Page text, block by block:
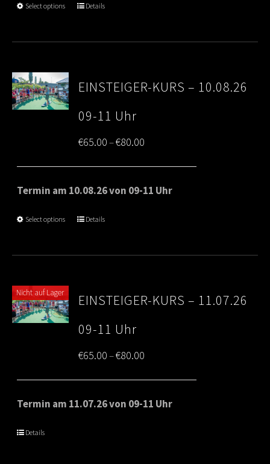
Select options Details
EINSTEIGER-KURS – 10.08.26
09-11 Uhr
€65.00–€80.00
range:
€65.00
Termin am 10.08.26 von 09-11 Uhr
Select options Details
Nicht auf Lager
EINSTEIGER-KURS – 11.07.26
09-11 Uhr
€65.00–€80.00
range:
€65.00
Termin am 11.07.26 von 09-11 Uhr
Details